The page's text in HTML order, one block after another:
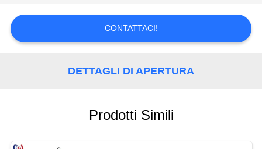
CONTATTACI!
DETTAGLI DI APERTURA
Prodotti Simili